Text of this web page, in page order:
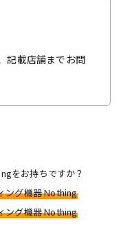
記載店舗までお問
をお持ちですか？
ング機器 Nothing
ング機器 Nothing